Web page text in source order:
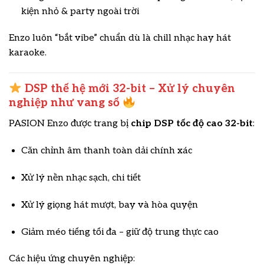
kiện nhỏ & party ngoài trời
Enzo luôn “bắt vibe” chuẩn dù là chill nhạc hay hát
karaoke.
DSP thế hệ mới 32-bit – Xử lý chuyên
nghiệp như vang số
PASION Enzo được trang bị chip DSP tốc độ cao 32-bit:
Căn chỉnh âm thanh toàn dải chính xác
Xử lý nền nhạc sạch, chi tiết
Xử lý giọng hát mượt, bay và hòa quyện
Giảm méo tiếng tối đa – giữ độ trung thực cao
Các hiệu ứng chuyên nghiệp: